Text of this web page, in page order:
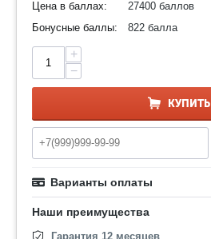
Цена в баллах:
27400 баллов
Бонусные баллы:
822 балла
+
−
КУПИТЬ
Варианты оплаты
Наши преимущества
Гарантия 12 месяцев